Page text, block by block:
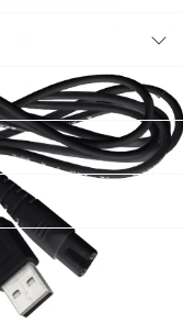
Купить в
приложении
со скидкой